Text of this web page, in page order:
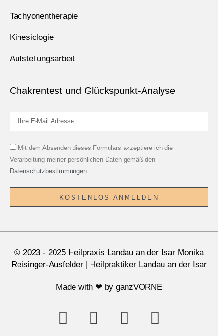
Tachyonentherapie
Kinesiologie
Aufstellungsarbeit
Chakrentest und Glückspunkt-Analyse
Mit dem Absenden dieses Formulars akzeptiere ich die
Verarbeitung meiner persönlichen Daten gemäß den
Datenschutzbestimmungen.
KOSTENLOS ANMELDEN
© 2023 - 2025 Heilpraxis Landau an der Isar Monika
Reisinger-Ausfelder | Heilpraktiker Landau an der Isar
Made with ❤ by ganzVORNE